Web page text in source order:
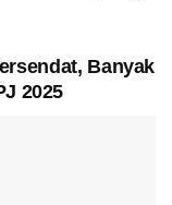
Banyak
2025